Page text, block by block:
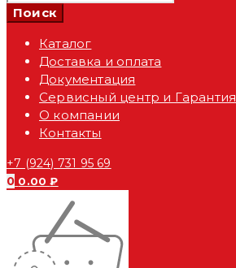
Каталог
Доставка и оплата
Документация
Сервисный центр и Гарантия
О компании
Контакты
+7 (924) 731 95 69
0 0.00₽